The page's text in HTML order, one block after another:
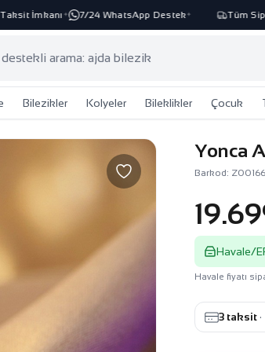
İmkanı✦ 7/24 WhatsApp Destek✦ Tüm
Bilezikler Kolyeler Bileklikler Çocuk
Yonca
Barkod: Z00166
Havale/
Havale fiyatı
3 taksit ·